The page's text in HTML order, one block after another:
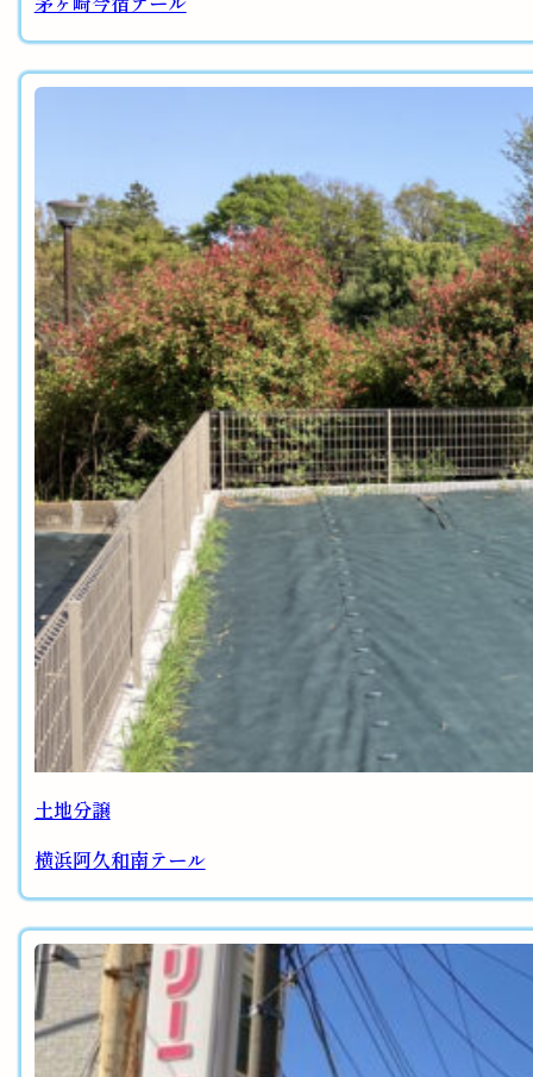
土地分譲
横浜阿久和南テール